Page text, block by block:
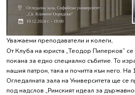
Уважаеми преподаватели и колеги,
От Клуба на юриста „Теодор Пиперков”
покана за едно специално събитие. То
нашия патрон, така и почитта към него. На
Огледалната зала на Университета ще се
под надслов „Римският идеал за